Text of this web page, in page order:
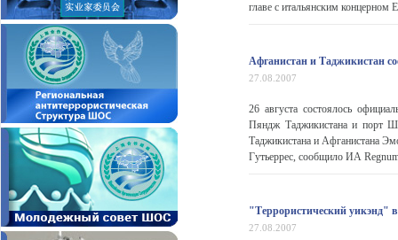
главе с итальянским
Афганистан и Таджикистан
27.08.2007
26 августа состоялось
Пяндж Таджикистана и порт
Таджикистана и Афганистана
Гутьеррес, сообщило ИА
"Террористический уикэнд"
27.08.2007